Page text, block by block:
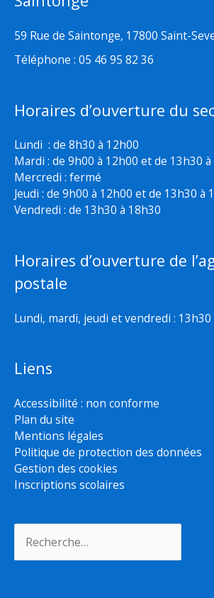
59 Rue de Saintonge, 17800 Saint-
Téléphone : 05 46 95 82 36
Horaires d’ouverture du
Lundi : de 8h30 à 12h00
Mardi : de 9h00 à 12h00 et de 13h30
Mercredi : fermé
Jeudi : de 9h00 à 12h00 et de 13h30 à
Vendredi : de 13h30 à 18h30
Horaires d’ouverture de
postale
Lundi, mardi, jeudi et vendredi : 13h30
Liens
Accessibilité : non conforme
Plan du site
Mentions légales
Politique de protection des données
Gestion des cookies
Inscriptions scolaires